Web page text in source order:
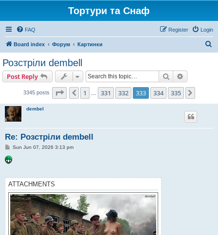
Тортури та Снаф
FAQ Login
Register
Board index Форум Картинки
Розстріли dembell
Post Reply Search
3345 posts Page 333 of 335
Previous
1 331 332 333 334 335
dembel
Re: Розстріли dembell
P
s
t
Sun Jun 07, 2026 3:13 pm
ATTACHMENTS